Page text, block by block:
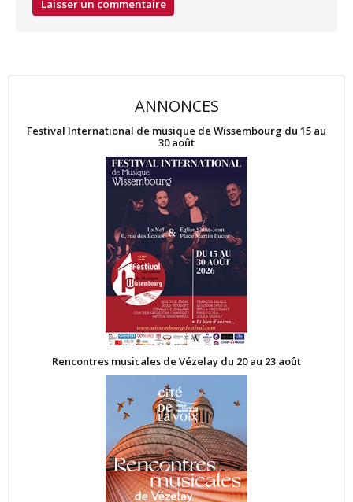
ANNONCES
Festival International de musique de Wissembourg du 15 au
30 août
Rencontres musicales de Vézelay du 20 au 23 août